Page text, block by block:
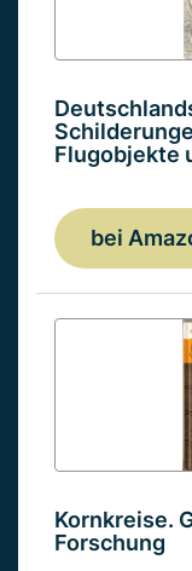
Flugobjekte
bei
Kornkreise.
Forschung